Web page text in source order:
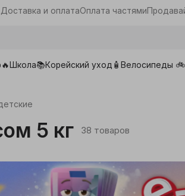
Доставка и оплатаОплата частями
Школа📚Корейский уход🧴 Велосипеды 🚲
школы
5 кг 38 товаров